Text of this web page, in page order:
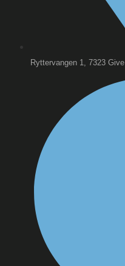
Ryttervangen 1, 7323 Give